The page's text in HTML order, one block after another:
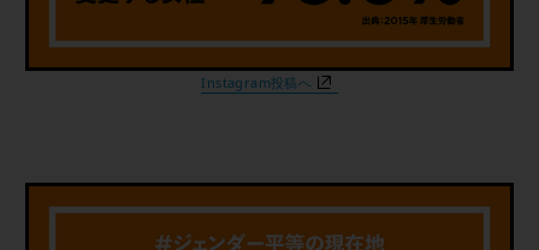
Instagram投稿へ